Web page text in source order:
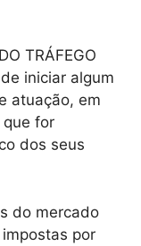
TRÁFEGO
iniciar algum
atuação, em
que for
dos seus
do mercado
por